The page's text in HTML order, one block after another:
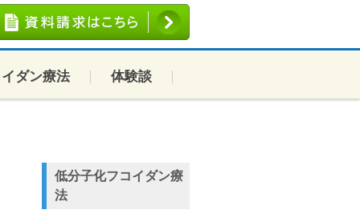
ダン療法 体験談
低分子化フコイダン療
法